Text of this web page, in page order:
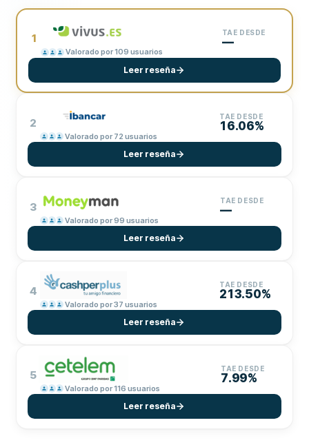
1
Valorado por 109 usuarios
TAE DESDE
—
Leer reseña
2
Valorado por 72 usuarios
TAE DESDE
16.06%
Leer reseña
3
Valorado por 99 usuarios
TAE DESDE
—
Leer reseña
4
Valorado por 37 usuarios
TAE DESDE
213.50%
Leer reseña
5
Valorado por 116 usuarios
TAE DESDE
7.99%
Leer reseña